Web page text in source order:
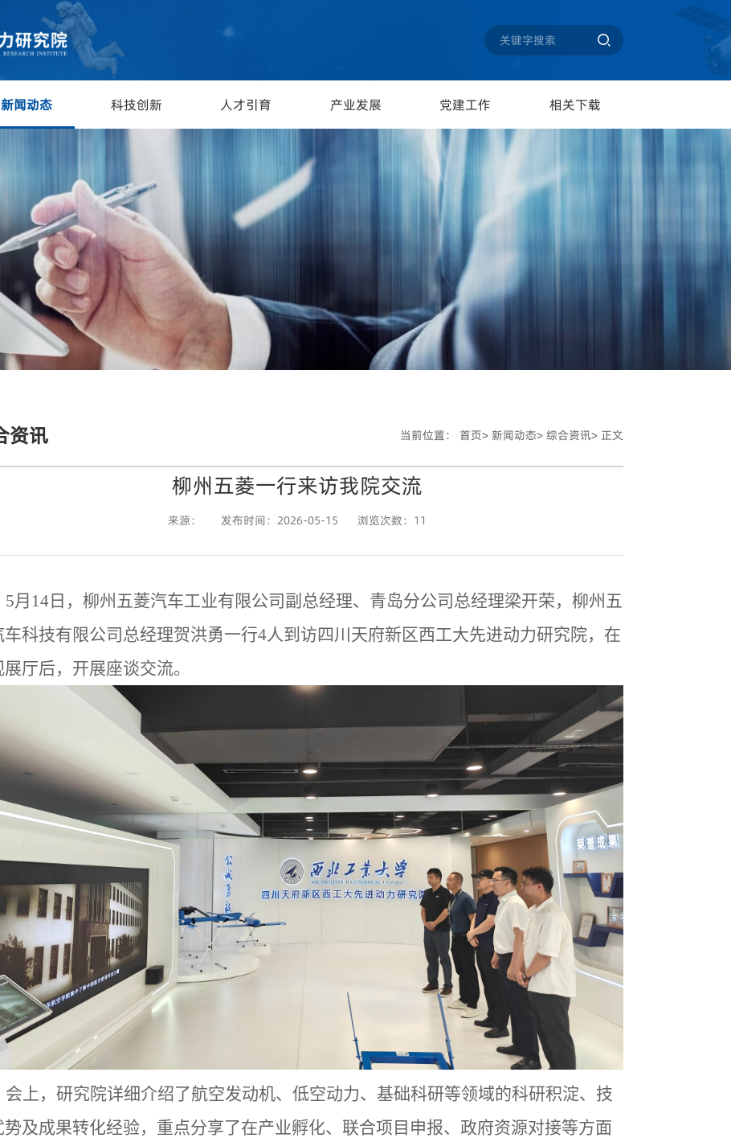

新闻动态 科技创新 人才引育 产业发展 党建工作 相关下载
资讯 当前位置： 首页> 新闻动态> 综合资讯> 正文
柳州五菱一行来访我院交流
来源： 发布时间：2026-05-15 浏览次数： 11
5月14日，柳州五菱汽车工业有限公司副总经理、青岛分公司总经理梁开荣，柳州五
车科技有限公司总经理贺洪勇一行4人到访四川天府新区西工大先进动力研究院， 在
厅后， 开展座谈交流。
会上 ， 研究院详细介绍了航空发动机、低空动力、基础科研等领域的科研积淀、技
势及成果转化经验，重点分享了在产业孵化、 联合项目申报、政府资源对接等方面